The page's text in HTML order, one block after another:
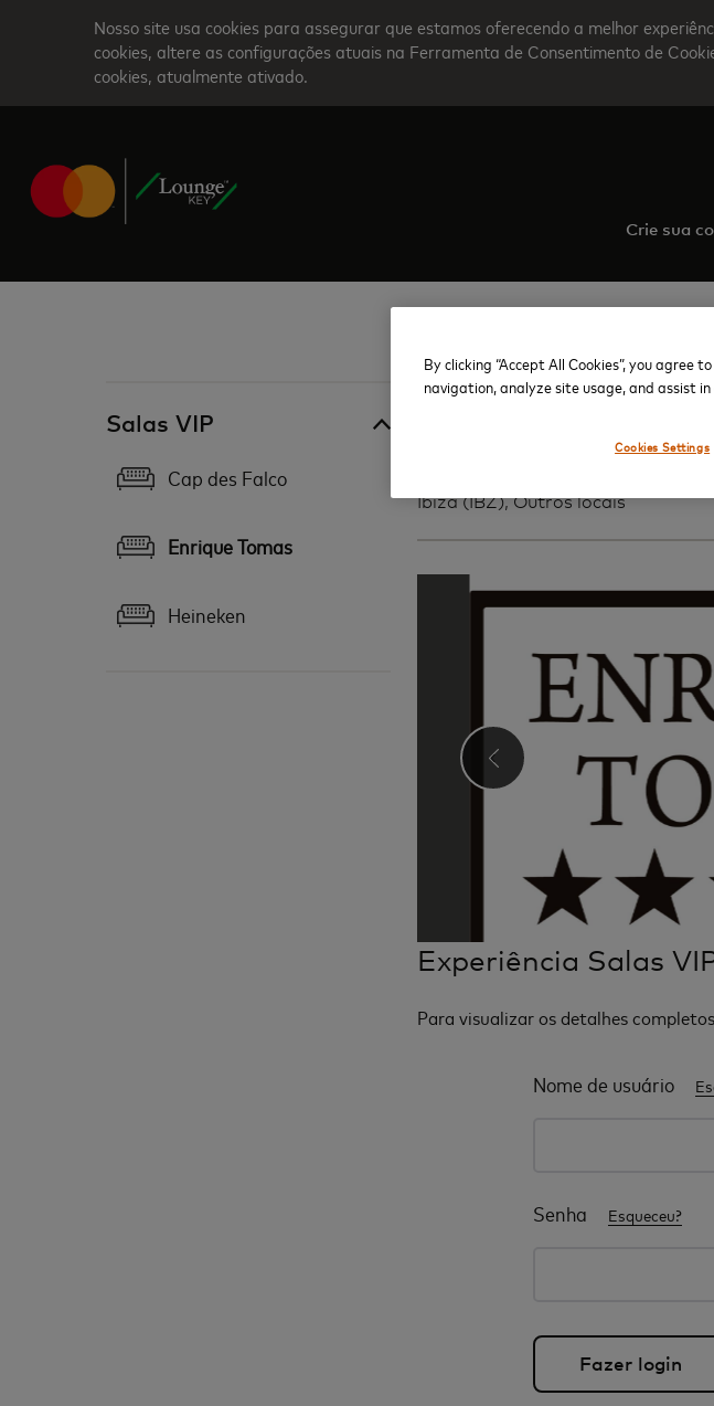
content
Nosso site usa cookies para assegurar que estamos oferecendo a melhor
cookies, altere as configurações atuais na Ferramenta de Consentimento de
cookies, atualmente ativado.
Crie sua
Salas VIP
Cap des Falco
Enrique Tomas
Heineken
Espanha Ibiza Enrique Tomas
Enrique Tomas
Ibiza (IBZ), Outros locais
‹
Experiência Salas
Para visualizar os detalhes
Nome de usuário
Senha Esqueceu?
By clicking “Accept All Cookies”, you agree
navigation, analyze site usage, and assist
Cookies Settings